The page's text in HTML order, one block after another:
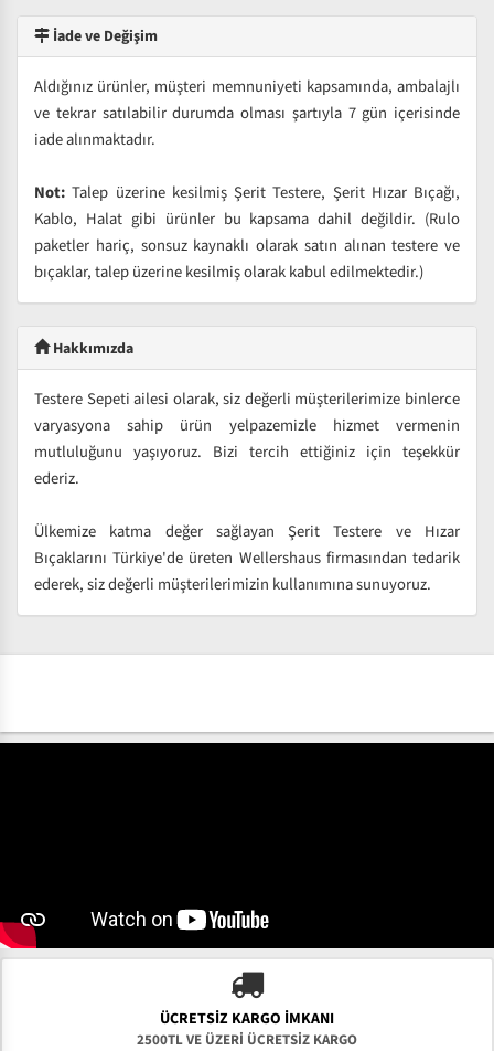
İade ve Değişim
Aldığınız ürünler, müşteri memnuniyeti kapsamında, ambalajlı
ve tekrar satılabilir durumda olması şartıyla 7 gün içerisinde
iade alınmaktadır.
Not: Talep üzerine kesilmiş Şerit Testere, Şerit Hızar Bıçağı,
Kablo, Halat gibi ürünler bu kapsama dahil değildir. (Rulo
paketler hariç, sonsuz kaynaklı olarak satın alınan testere ve
bıçaklar, talep üzerine kesilmiş olarak kabul edilmektedir.)
Hakkımızda
Testere Sepeti ailesi olarak, siz değerli müşterilerimize binlerce
varyasyona sahip ürün yelpazemizle hizmet vermenin
mutluluğunu yaşıyoruz. Bizi tercih ettiğiniz için teşekkür
ederiz.
Ülkemize katma değer sağlayan Şerit Testere ve Hızar
Bıçaklarını Türkiye'de üreten Wellershaus firmasından tedarik
ederek, siz değerli müşterilerimizin kullanımına sunuyoruz.
ÜCRETSIZ KARGO İMKANI
2500TL VE ÜZERİ ÜCRETSİZ KARGO